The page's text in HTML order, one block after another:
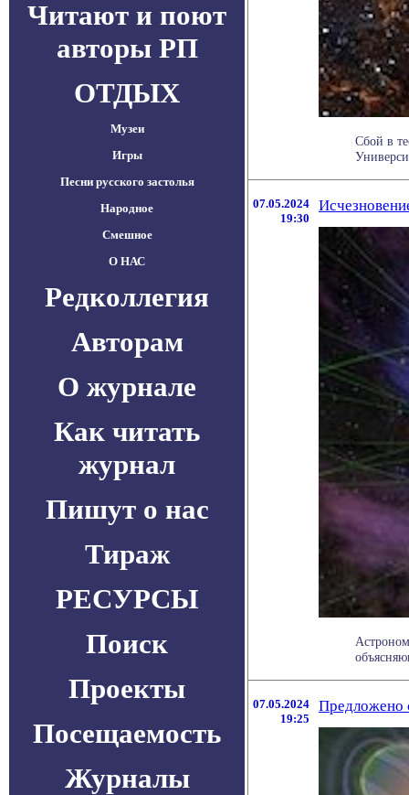
Читают и поют
авторы РП
ОТДЫХ
Музеи
Игры
Песни русского застолья
Народное
Смешное
О НАС
Редколлегия
Авторам
О журнале
Как читать
журнал
Пишут о нас
Тираж
РЕСУРСЫ
Поиск
Проекты
Посещаемость
Журналы
Сбой в
07.05.2024
19:30
07.05.2024
19:25
Предложено